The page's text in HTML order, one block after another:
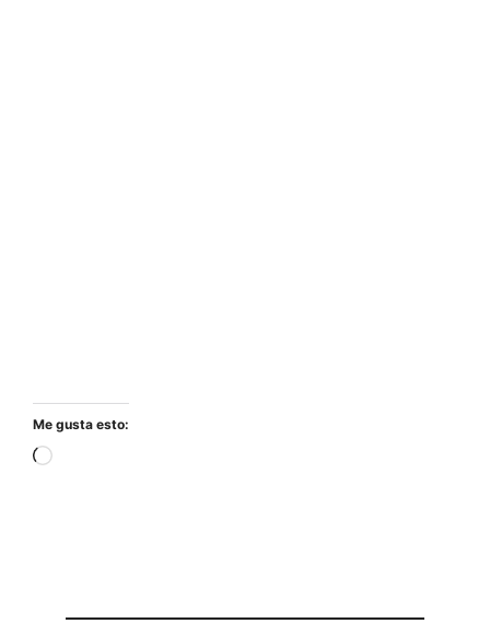
Me gusta esto:
Cargando...